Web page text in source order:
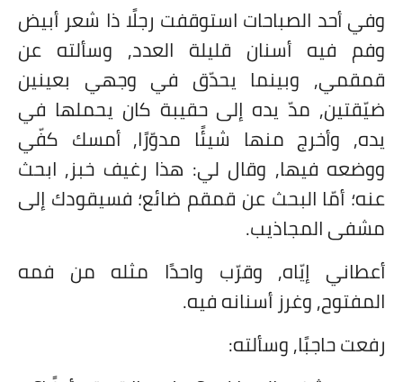
وفي أحد الصباحات استوقفت رجلًا ذا شعر أبيض
وفم فيه أسنان قليلة العدد, وسألته عن
قمقمي, وبينما يحدّق في وجهي بعينين
ضيّقتين, مدّ يده إلى حقيبة كان يحملها في
يده, وأخرج منها شيئًا مدوّرًا, أمسك كفّي
ووضعه فيها, وقال لي: هذا رغيف خبز, ابحث
عنه؛ أمّا البحث عن قمقم ضائع؛ فسيقودك إلى
مشفى المجاذيب.
أعطاني إيّاه, وقرّب واحدًا مثله من فمه
المفتوح, وغرز أسنانه فيه.
رفعت حاجبًا, وسألته: